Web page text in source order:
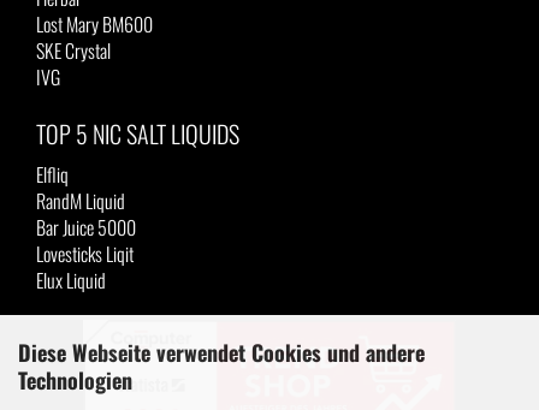
Diese Webseite verwendet Cookies und andere
Technologien
Lost Mary BM600
SKE Crystal
IVG
TOP 5 NIC SALT LIQUIDS
Elfliq
RandM Liquid
Bar Juice 5000
Lovesticks Liqit
Elux Liquid